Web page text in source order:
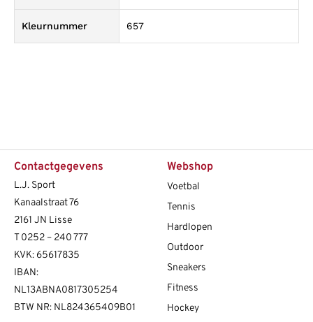
Kleurnummer 657
Contactgegevens
L.J. Sport
Kanaalstraat 76
2161 JN Lisse
T 0252 – 240 777
KVK: 65617835
IBAN:
NL13ABNA0817305254
BTW NR: NL824365409B01
Webshop
Voetbal
Tennis
Hardlopen
Outdoor
Sneakers
Fitness
Hockey